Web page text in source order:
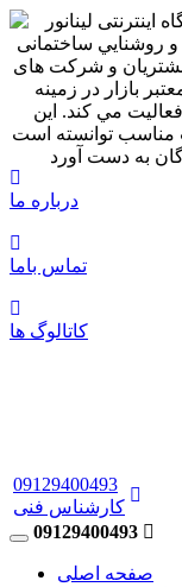
درباره ما
تماس باما
کاتالوگ ها
09129400493
کارشناس فنی
09129400493
صفحه اصلی